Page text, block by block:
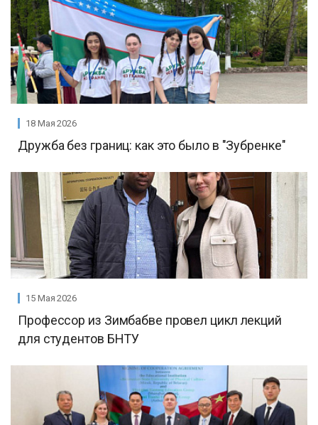
18 Мая 2026
Дружба без границ: как это было в "Зубренке"
15 Мая 2026
Профессор из Зимбабве провел цикл лекций
для студентов БНТУ